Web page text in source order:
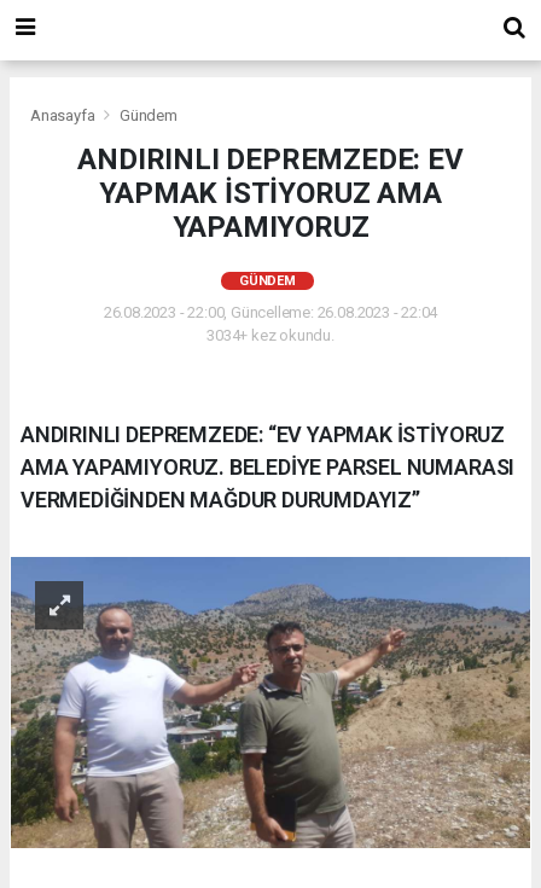
Anasayfa Gündem
ANDIRINLI DEPREMZEDE: EV
YAPMAK İSTİYORUZ AMA
YAPAMIYORUZ
GÜNDEM
26.08.2023 - 22:00, Güncelleme: 26.08.2023 - 22:04
3034+ kez okundu.
ANDIRINLI DEPREMZEDE: “EV YAPMAK İSTİYORUZ
AMA YAPAMIYORUZ. BELEDİYE PARSEL NUMARASI
VERMEDİĞİNDEN MAĞDUR DURUMDAYIZ’’